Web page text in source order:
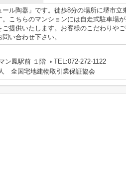
ル陶器」です。徒歩8分の場所に堺市立
こちらのマンションには自走式駐車場
提供いたします。お客様のこだわりや
い合わせ下さい。
ン鳳駅前 １階
TEL:072-272-1122
全国宅地建物取引業保証協会